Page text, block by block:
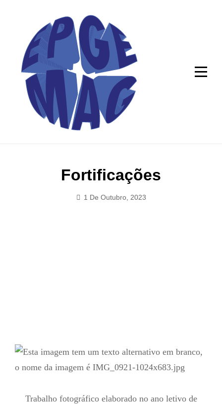
Fortificações
1 De Outubro, 2023
Trabalho fotográfico elaborado no ano letivo de
Navegação